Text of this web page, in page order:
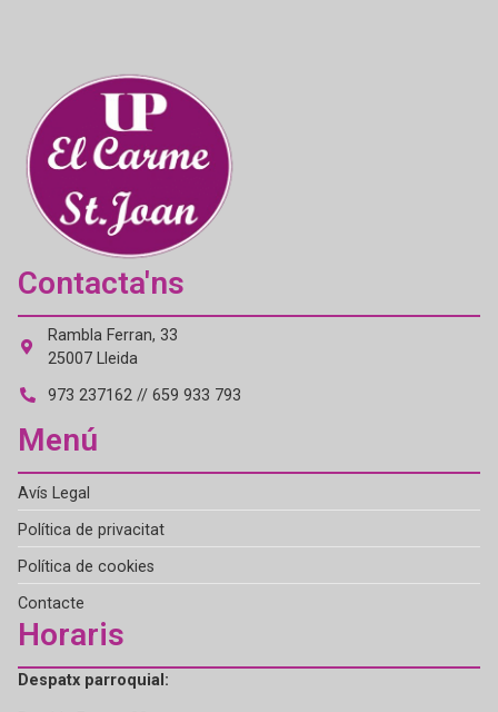
Contacta'ns
Rambla Ferran, 33
25007 Lleida
973 237162 // 659 933 793
Menú
Avís Legal
Política de privacitat
Política de cookies
Contacte
Horaris
Despatx parroquial: